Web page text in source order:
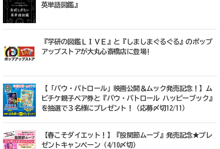
英単語図鑑』
『学研の図鑑ＬＩＶＥ』と『しましまぐるぐる』のポップ
アップストアが大丸心斎橋店に登場!
【「パウ・パトロール」映画公開＆ムック発売記念！】ム
ビチケ親子ペア券と『パウ・パトロール ハッピーブック』
を抽選で３名様にプレゼント！（応募〆切12/11）
【春こそダイエット！】『股関節ムーブ』発売記念★プレ
ゼントキャンペーン（4/10〆切）